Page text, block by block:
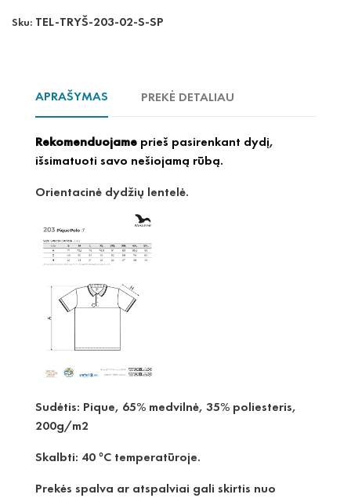
Sku: TEL-TRYŠ-203-02-S-SP
APRAŠYMAS PREKĖ DETALIAU
Rekomenduojame prieš pasirenkant dydį,
išsimatuoti savo nešiojamą rūbą.
Orientacinė dydžių lentelė.
Sudėtis: Pique, 65% medvilnė, 35% poliesteris,
200g/m2
Skalbti: 40 °C temperatūroje.
Prekės spalva ar atspalviai gali skirtis nuo